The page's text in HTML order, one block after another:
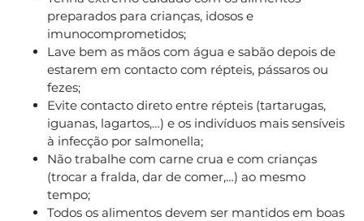
preparados para crianças, idosos e
imunocomprometidos;
Lave bem as mãos com água e sabão depois de
estarem em contacto com répteis, pássaros ou
fezes;
Evite contacto direto entre répteis (tartarugas,
iguanas, lagartos,…) e os indivíduos mais sensíveis
à infecção por salmonella;
Não trabalhe com carne crua e com crianças
(trocar a fralda, dar de comer,…) ao mesmo
tempo;
Todos os alimentos devem ser mantidos em boas